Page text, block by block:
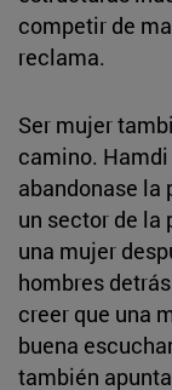
competir de
reclama.
Ser mujer
camino.
abandonase la
un sector de la
una mujer
hombres
creer que una
buena
también